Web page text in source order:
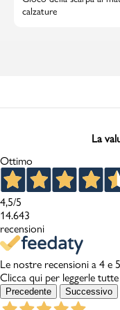
calzature
La
Ottimo
4,5/5
14.643
recensioni
Le nostre recensioni a 4 e
Clicca qui per leggerle
Precedente Successivo